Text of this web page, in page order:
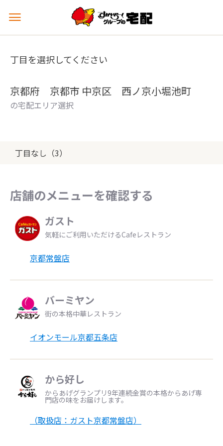
メ
ュ
を
丁目を選択してください
京都府 京都市 中京区 西ノ京小堀池町
の宅配エリア選択
丁目なし（3）
店舗のメニューを確認する
ガスト
気軽にご利用いただけるCafeレストラン
京都常盤店
バーミヤン
街の本格中華レストラン
イオンモール京都五条店
から好し
からあげグランプリ9年連続金賞の本格からあげ専
門店の味をお届けします。
（取扱店：ガスト京都常盤店）